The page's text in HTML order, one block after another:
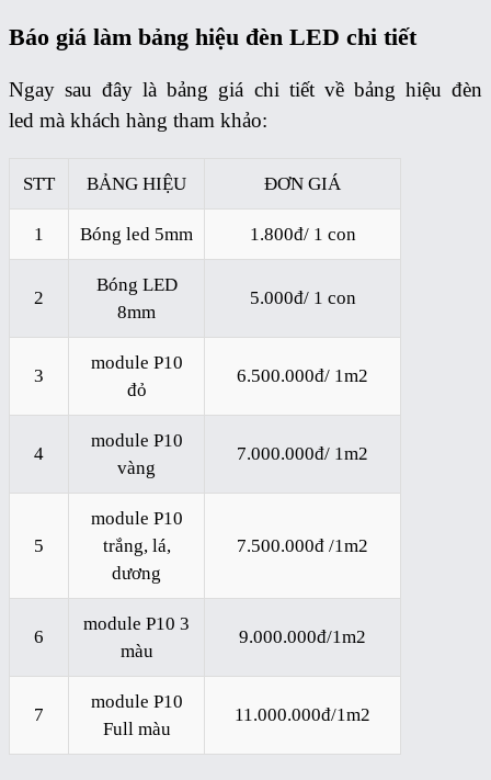
Báo giá làm bảng hiệu đèn LED chi tiết
Ngay sau đây là bảng giá chi tiết về bảng hiệu đèn
led mà khách hàng tham khảo:
STT BẢNG HIỆU ĐƠN GIÁ
1 Bóng led 5mm 1.800đ/ 1 con
2
Bóng LED
8mm
5.000đ/ 1 con
3
module P10
đỏ
6.500.000đ/ 1m2
4
module P10
vàng
7.000.000đ/ 1m2
5
module P10
trắng, lá,
dương
7.500.000đ /1m2
6
module P10 3
màu
9.000.000đ/1m2
7
module P10
Full màu
11.000.000đ/1m2